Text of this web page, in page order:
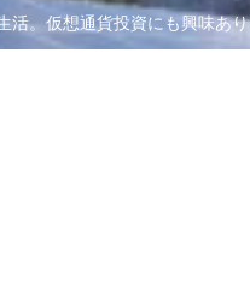
活。仮想通貨投資にも興味あり